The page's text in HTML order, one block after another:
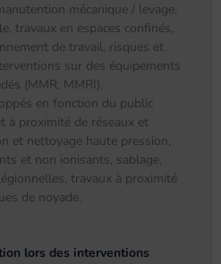
mécanique / levage,
travaux en espaces confinés,
de travail, risques et
sur des équipements
(MMR, MMRI).
en fonction du public
à proximité de réseaux et
et nettoyage haute pression,
et non ionisants, sablage,
travaux à proximité
de noyade.
lors des interventions